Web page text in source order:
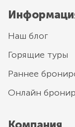
Наш блог
Горящие туры
Раннее
Онлайн